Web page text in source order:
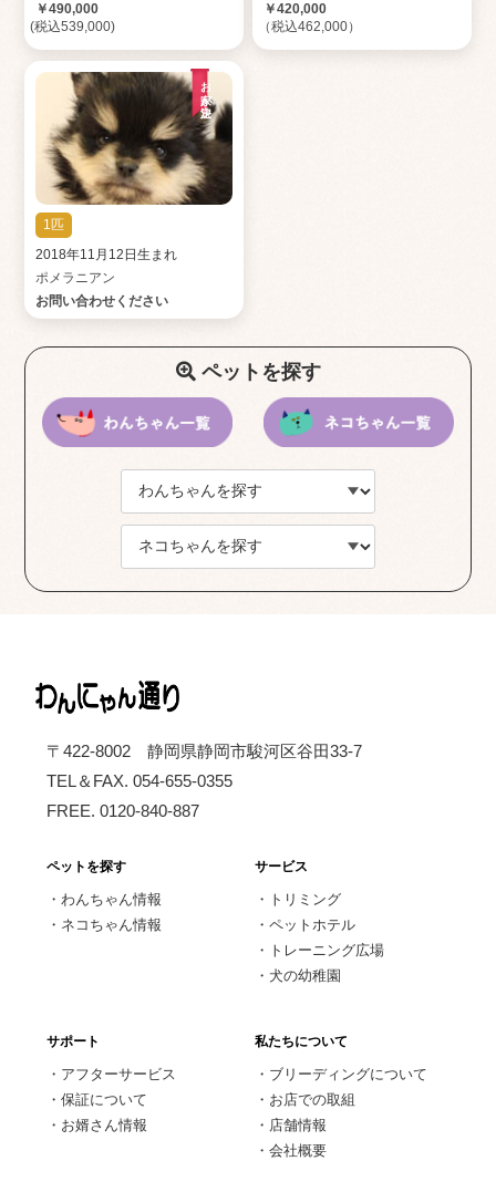
￥490,000
(税込539,000)
￥420,000
（税込462,000）
お家が決定
1匹
2018年11月12日生まれ
ポメラニアン
お問い合わせください
ペットを探す
〒422-8002 静岡県静岡市駿河区谷田33-7
TEL＆FAX. 054-655-0355
FREE. 0120-840-887
ペットを探す
・わんちゃん情報
・ ネコちゃん情報
サービス
・ トリミング
・ペットホテル
・ トレーニング広場
・犬の幼稚園
サポート
・ アフターサービス
・保証について
・ お婿さん情報
私たちについて
・ ブリーディングについて
・ お店での取組
・ 店舗情報
・会社概要